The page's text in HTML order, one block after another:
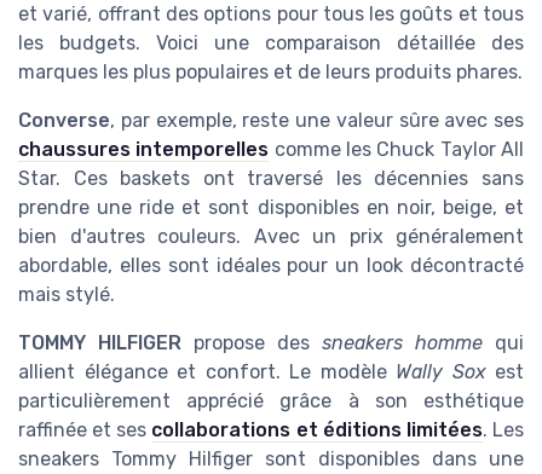
et varié, offrant des options pour tous les goûts et tous
les budgets. Voici une comparaison détaillée des
marques les plus populaires et de leurs produits phares.
Converse, par exemple, reste une valeur sûre avec ses
chaussures intemporelles comme les Chuck Taylor All
Star. Ces baskets ont traversé les décennies sans
prendre une ride et sont disponibles en noir, beige, et
bien d'autres couleurs. Avec un prix généralement
abordable, elles sont idéales pour un look décontracté
mais stylé.
TOMMY HILFIGER propose des sneakers homme qui
allient élégance et confort. Le modèle Wally Soxest
particulièrement apprécié grâce à son esthétique
raffinée et ses collaborations et éditions limitées. Les
sneakers Tommy Hilfiger sont disponibles dans une